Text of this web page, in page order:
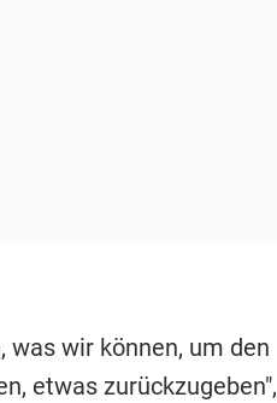
was wir können, um den
etwas zurückzugeben",